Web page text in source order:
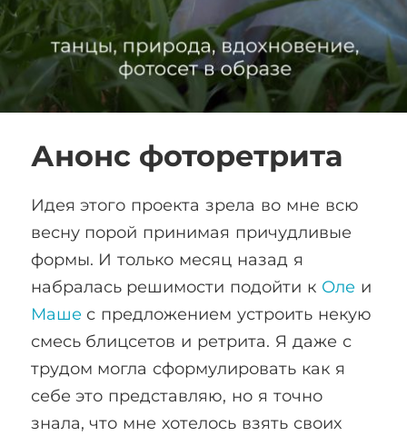
Анонс фоторетрита
Идея этого проекта зрела во мне всю
весну порой принимая причудливые
формы. И только месяц назад я
набралась решимости подойти к Оле и
Маше с предложением устроить некую
смесь блицсетов и ретрита. Я даже с
трудом могла сформулировать как я
себе это представляю, но я точно
знала, что мне хотелось взять своих